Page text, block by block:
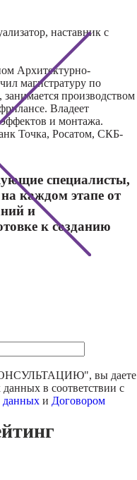
наставник с
Архитектурно-
магистратуру по
производством
Владеет
и монтажа.
Точка, Росатом, СКБ-
специалисты,
каждом этапе от
и
к созданию
", вы даете
в соответствии с
данных и Договором